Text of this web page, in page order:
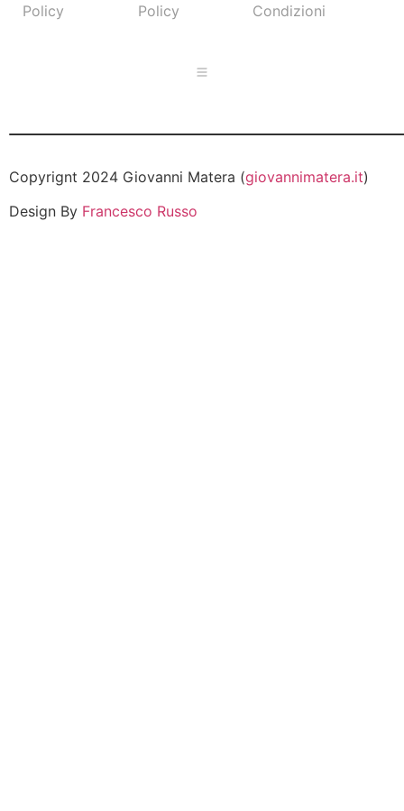
Policy
Policy
Condizioni
Copyrignt 2024 Giovanni Matera (giovannimatera.it)
Design By Francesco Russo